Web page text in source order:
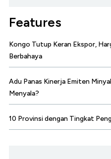
Features
Kongo Tutup Keran Ekspor,
Berbahaya
Adu Panas Kinerja Emiten
Menyala?
10 Provinsi dengan Tingkat